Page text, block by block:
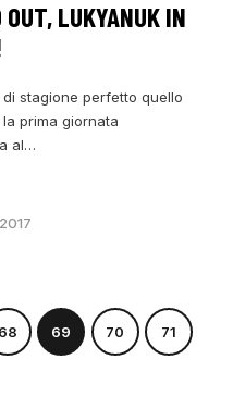
LUKYANUK IN
stagione perfetto quello
prima giornata
al…
68 69 70 71